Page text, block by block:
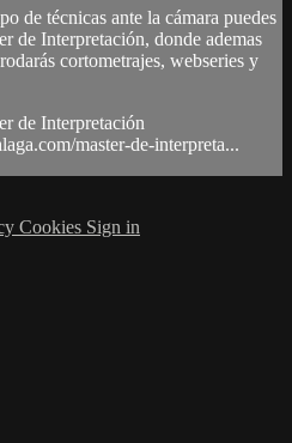
de técnicas ante la cámara puedes
de Interpretación, donde ademas
cortometrajes, webseries y
de Interpretación
master-de-interpreta...
Cookies Sign in